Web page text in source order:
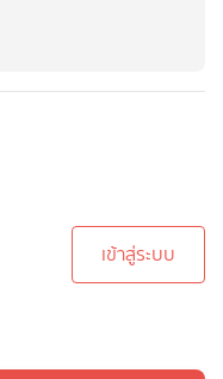
เข้าสู่ระบบ